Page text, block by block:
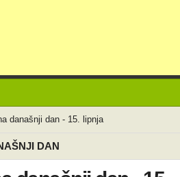
današnji dan - 15. lipnja
DAN